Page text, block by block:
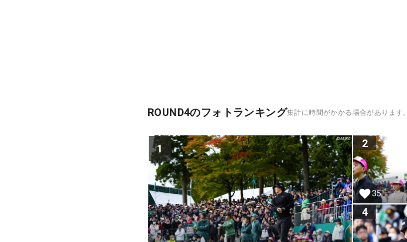
ROUND4のフォトランキング集計に時間がかかる場合があります。
1 2
35
4